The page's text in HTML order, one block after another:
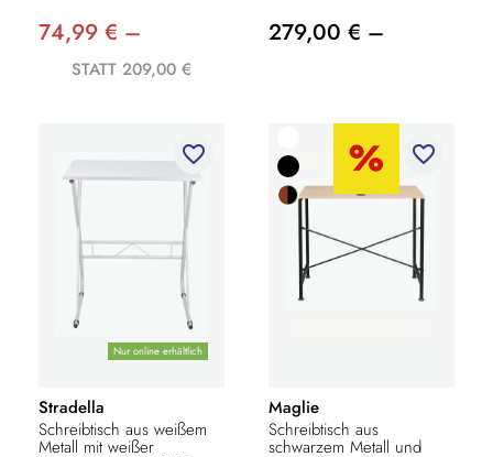
74,99 € –
STATT 209,00 €
279,00 € –
Nur online erhältlich
favorite_border
Stradella
Schreibtisch aus weißem
Metall mit weißer
favorite_border
Maglie
Schreibtisch aus
schwarzem Metall und